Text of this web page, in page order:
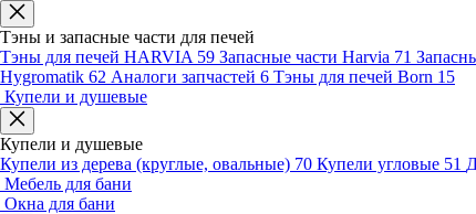
Тэны и запасные части для печей
Тэны для печей HARVIA 59 Запасные части Harvia 71
Hygromatik 62 Аналоги запчастей 6 Тэны для печей Born 15
Купели и душевые
Купели и душевые
Купели из дерева (круглые, овальные) 70 Купели угловые 51
Мебель для бани
Окна для бани